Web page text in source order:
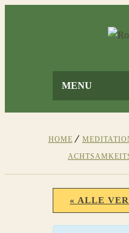
MENU
HOME
« ALLE